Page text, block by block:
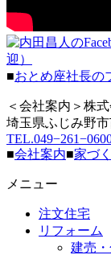
迎）
■おとめ座社長の
＜会社案内＞株
埼玉県ふじみ野市
■会社案内■家づ
メニュー
注文住宅
リフォーム
建売